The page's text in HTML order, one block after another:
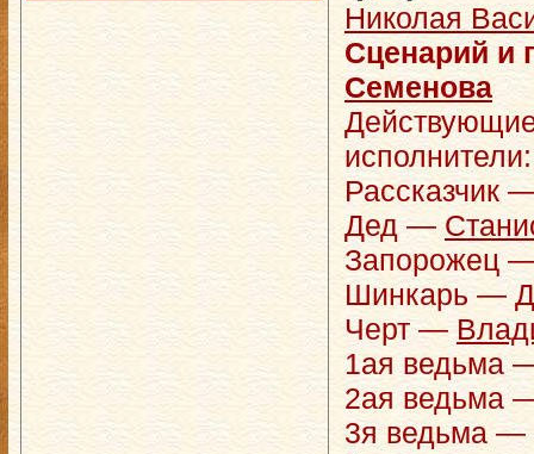
Николая
Сценарий и
Семенова
исполнители:
Рассказчик
Дед —
Запорожец
Шинкарь —
Черт —
1ая ведьма
2ая ведьма
3я ведьма —